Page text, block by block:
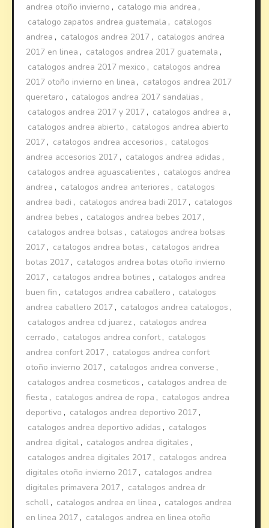
andrea otoño invierno , catalogo mia andrea ,
catalogo zapatos andrea guatemala , catalogos
andrea , catalogos andrea 2017 , catalogos andrea
2017 en linea , catalogos andrea 2017 guatemala ,
catalogos andrea 2017 mexico , catalogos andrea
2017 otoño invierno en linea , catalogos andrea 2017
queretaro , catalogos andrea 2017 sandalias ,
catalogos andrea 2017 y 2017 , catalogos andrea a ,
catalogos andrea abierto , catalogos andrea abierto
2017 , catalogos andrea accesorios , catalogos
andrea accesorios 2017 , catalogos andrea adidas ,
catalogos andrea aguascalientes , catalogos andrea
andrea , catalogos andrea anteriores , catalogos
andrea badi , catalogos andrea badi 2017 , catalogos
andrea bebes , catalogos andrea bebes 2017 ,
catalogos andrea bolsas , catalogos andrea bolsas
2017 , catalogos andrea botas , catalogos andrea
botas 2017 , catalogos andrea botas otoño invierno
2017 , catalogos andrea botines , catalogos andrea
buen fin , catalogos andrea caballero , catalogos
andrea caballero 2017 , catalogos andrea catalogos ,
catalogos andrea cd juarez , catalogos andrea
cerrado , catalogos andrea confort, catalogos
andrea confort 2017 , catalogos andrea confort
otoño invierno 2017 , catalogos andrea converse ,
catalogos andrea cosmeticos , catalogos andrea de
fiesta , catalogos andrea de ropa , catalogos andrea
deportivo , catalogos andrea deportivo 2017 ,
catalogos andrea deportivo adidas , catalogos
andrea digital , catalogos andrea digitales ,
catalogos andrea digitales 2017 , catalogos andrea
digitales otoño invierno 2017 , catalogos andrea
digitales primavera 2017 , catalogos andrea dr
scholl , catalogos andrea en linea , catalogos andrea
en linea 2017 , catalogos andrea en linea otoño